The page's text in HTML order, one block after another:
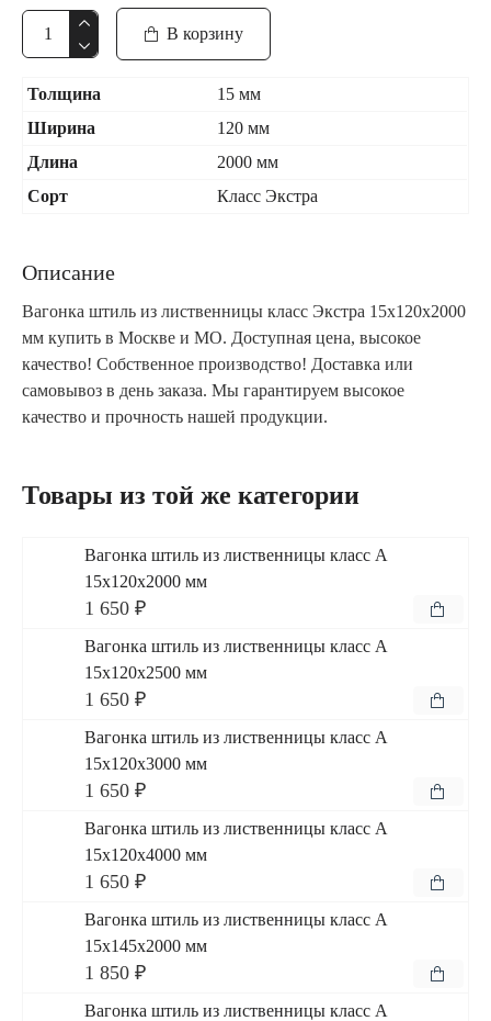
В корзину
Толщина
15 мм
Ширина
120 мм
Длина
2000 мм
Сорт
Класс Экстра
Описание
Вагонка штиль из лиственницы класс Экстра 15x120x2000
мм купить в Москве и МО. Доступная цена, высокое
качество! Собственное производство! Доставка или
самовывоз в день заказа. Мы гарантируем высокое
качество и прочность нашей продукции.
Товары из той же категории
Вагонка штиль из лиственницы класс А
15x120x2000 мм
1 650 ₽
Вагонка штиль из лиственницы класс А
15x120x2500 мм
1 650 ₽
Вагонка штиль из лиственницы класс А
15x120x3000 мм
1 650 ₽
Вагонка штиль из лиственницы класс А
15x120x4000 мм
1 650 ₽
Вагонка штиль из лиственницы класс А
15x145x2000 мм
1 850 ₽
Вагонка штиль из лиственницы класс А